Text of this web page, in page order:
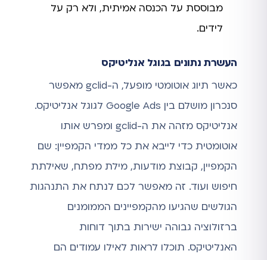
מבוססת על הכנסה אמיתית, ולא רק על
לידים.
העשרת נתונים בגוגל אנליטיקס
כאשר תיוג אוטומטי מופעל, ה-gclid מאפשר
סנכרון מושלם בין Google Ads לגוגל אנליטיקס.
אנליטיקס מזהה את ה-gclid ומפרש אותו
אוטומטית כדי לייבא את כל ממדי הקמפיין: שם
הקמפיין, קבוצת מודעות, מילת מפתח, שאילתת
חיפוש ועוד. זה מאפשר לכם לנתח את התנהגות
הגולשים שהגיעו מהקמפיינים הממומנים
ברזולוציה גבוהה ישירות בתוך דוחות
האנליטיקס. תוכלו לראות לאילו עמודים הם